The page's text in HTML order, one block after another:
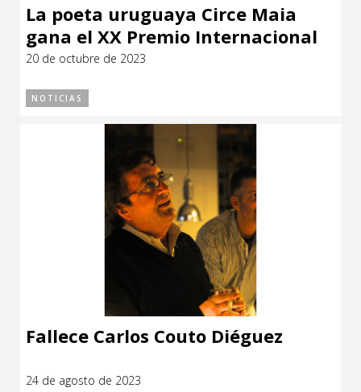
La poeta uruguaya Circe Maia
gana el XX Premio Internacional
Federico García Lorca
20 de octubre de 2023
NOTICIAS
Fallece Carlos Couto Diéguez
24 de agosto de 2023